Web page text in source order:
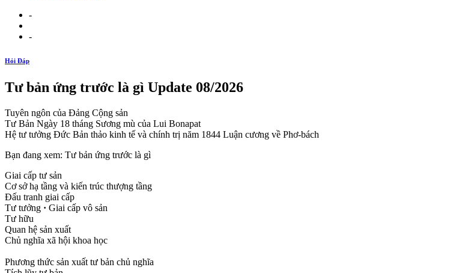
-
-
Hỏi Đáp
Tư bản ứng trước là gì Update 08/2026
Tuyên ngôn của Đảng Cộng sản
Tư Bản Ngày 18 tháng Sương mù của Lui Bonapat
Hệ tư tưởng Đức Bản thảo kinh tế và chính trị năm 1844 Luận cương về Phơ-bách
Bạn đang xem: Tư bản ứng trước là gì
Giai cấp tư sản
Cơ sở hạ tầng và kiến trúc thượng tầng
Đấu tranh giai cấp
Tư tưởng · Giai cấp vô sản
Tư hữu
Quan hệ sản xuất
Chủ nghĩa xã hội khoa học
Phương thức sản xuất tư bản chủ nghĩa